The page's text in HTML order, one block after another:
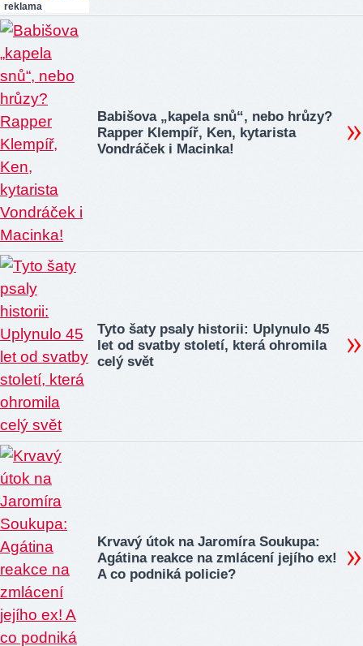
reklama
Babišova „kapela snů“, nebo hrůzy?
Rapper Klempíř, Ken, kytarista
Vondráček i Macinka!
Tyto šaty psaly historii: Uplynulo 45
let od svatby století, která ohromila
celý svět
Krvavý útok na Jaromíra Soukupa:
Agátina reakce na zmlácení jejího ex!
A co podniká policie?